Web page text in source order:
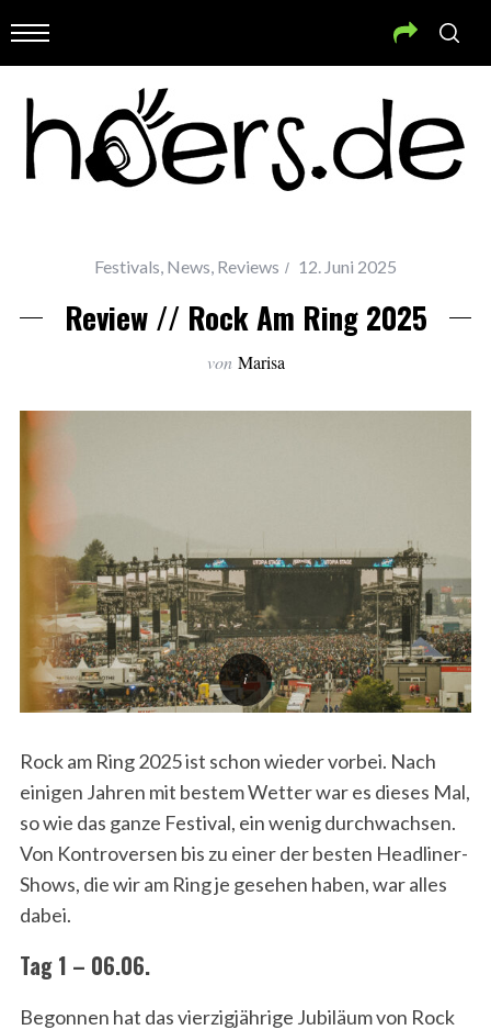
Festivals, News, Reviews 12. Juni 2025
Review // Rock Am Ring 2025
von Marisa
Rock am Ring 2025 ist schon wieder vorbei. Nach
einigen Jahren mit bestem Wetter war es dieses Mal,
so wie das ganze Festival, ein wenig durchwachsen.
Von Kontroversen bis zu einer der besten Headliner-
Shows, die wir am Ring je gesehen haben, war alles
dabei.
Tag 1 – 06.06.
Begonnen hat das vierzigjährige Jubiläum von Rock